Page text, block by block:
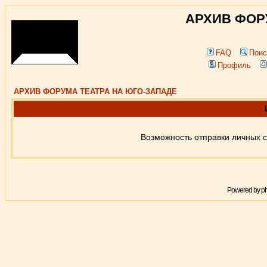
АРХИВ
FAQ
Профиль
АРХИВ ФОРУМА ТЕАТРА НА ЮГО-ЗАПАДЕ
Возможность отправки
Powered by